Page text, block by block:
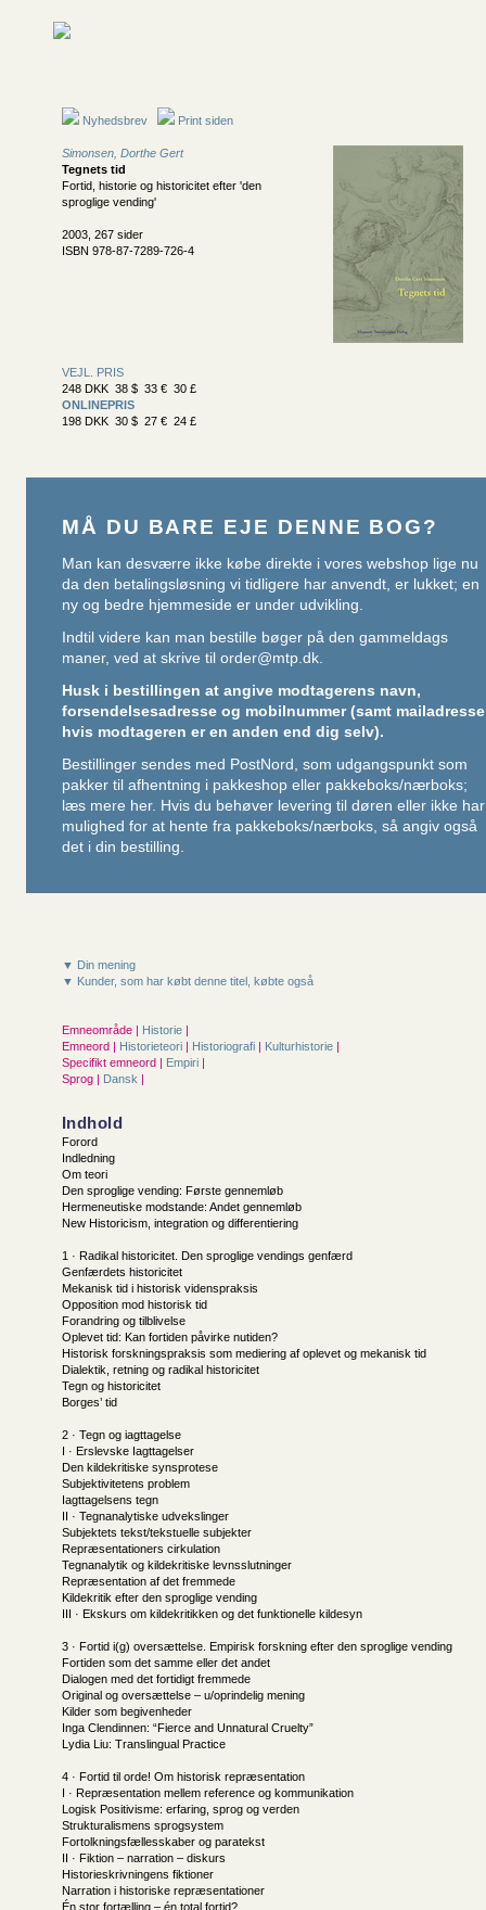
Nyhedsbrev Print siden
Simonsen, Dorthe Gert
Tegnets tid
Fortid, historie og historicitet efter 'den
sproglige vending'
2003, 267 sider
ISBN 978-87-7289-726-4
VEJL. PRIS
248 DKK 38 $ 33 € 30 £
ONLINEPRIS
198 DKK 30 $ 27 € 24 £
MÅ DU BARE EJE DENNE BOG?
Man kan desværre ikke købe direkte i vores webshop lige nu
da den betalingsløsning vi tidligere har anvendt, er lukket; en
ny og bedre hjemmeside er under udvikling.
Indtil videre kan man bestille bøger på den gammeldags
maner, ved at skrive til order@mtp.dk.
Husk i bestillingen at angive modtagerens navn,
forsendelsesadresse og mobilnummer (samt mailadresse
hvis modtageren er en anden end dig selv).
Bestillinger sendes med PostNord, som udgangspunkt som
pakker til afhentning i pakkeshop eller pakkeboks/nærboks;
læs mere her. Hvis du behøver levering til døren eller ikke har
mulighed for at hente fra pakkeboks/nærboks, så angiv også
det i din bestilling.
▼ Din mening
▼ Kunder, som har købt denne titel, købte også
Emneområde | Historie |
Emneord | Historieteori | Historiografi | Kulturhistorie |
Specifikt emneord | Empiri |
Sprog | Dansk |
Indhold
Forord
Indledning
Om teori
Den sproglige vending: Første gennemløb
Hermeneutiske modstande: Andet gennemløb
New Historicism, integration og differentiering
1 · Radikal historicitet. Den sproglige vendings genfærd
Genfærdets historicitet
Mekanisk tid i historisk videnspraksis
Opposition mod historisk tid
Forandring og tilblivelse
Oplevet tid: Kan fortiden påvirke nutiden?
Historisk forskningspraksis som mediering af oplevet og mekanisk tid
Dialektik, retning og radikal historicitet
Tegn og historicitet
Borges’ tid
2 · Tegn og iagttagelse
I · Erslevske Iagttagelser
Den kildekritiske synsprotese
Subjektivitetens problem
Iagttagelsens tegn
II · Tegnanalytiske udvekslinger
Subjektets tekst/tekstuelle subjekter
Repræsentationers cirkulation
Tegnanalytik og kildekritiske levnsslutninger
Repræsentation af det fremmede
Kildekritik efter den sproglige vending
III · Ekskurs om kildekritikken og det funktionelle kildesyn
3 · Fortid i(g) oversættelse. Empirisk forskning efter den sproglige vending
Fortiden som det samme eller det andet
Dialogen med det fortidigt fremmede
Original og oversættelse – u/oprindelig mening
Kilder som begivenheder
Inga Clendinnen: “Fierce and Unnatural Cruelty”
Lydia Liu: Translingual Practice
4 · Fortid til orde! Om historisk repræsentation
I · Repræsentation mellem reference og kommunikation
Logisk Positivisme: erfaring, sprog og verden
Strukturalismens sprogsystem
Fortolkningsfællesskaber og paratekst
II · Fiktion – narration – diskurs
Historieskrivningens fiktioner
Narration i historiske repræsentationer
Én stor fortælling – én total fortid?